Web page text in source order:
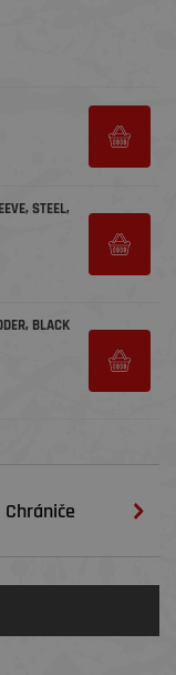
STEEL,
BLACK
Chrániče